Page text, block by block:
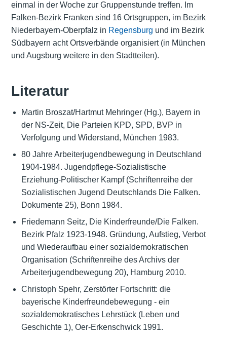
einmal in der Woche zur Gruppenstunde treffen. Im
Falken-Bezirk Franken sind 16 Ortsgruppen, im Bezirk
Niederbayern-Oberpfalz in Regensburg und im Bezirk
Südbayern acht Ortsverbände organisiert (in München
und Augsburg weitere in den Stadtteilen).
Literatur
Martin Broszat/Hartmut Mehringer (Hg.), Bayern in
der NS-Zeit, Die Parteien KPD, SPD, BVP in
Verfolgung und Widerstand, München 1983.
80 Jahre Arbeiterjugendbewegung in Deutschland
1904-1984. Jugendpflege-Sozialistische
Erziehung-Politischer Kampf (Schriftenreihe der
Sozialistischen Jugend Deutschlands Die Falken.
Dokumente 25), Bonn 1984.
Friedemann Seitz, Die Kinderfreunde/Die Falken.
Bezirk Pfalz 1923-1948. Gründung, Aufstieg, Verbot
und Wiederaufbau einer sozialdemokratischen
Organisation (Schriftenreihe des Archivs der
Arbeiterjugendbewegung 20), Hamburg 2010.
Christoph Spehr, Zerstörter Fortschritt: die
bayerische Kinderfreundebewegung - ein
sozialdemokratisches Lehrstück (Leben und
Geschichte 1), Oer-Erkenschwick 1991.